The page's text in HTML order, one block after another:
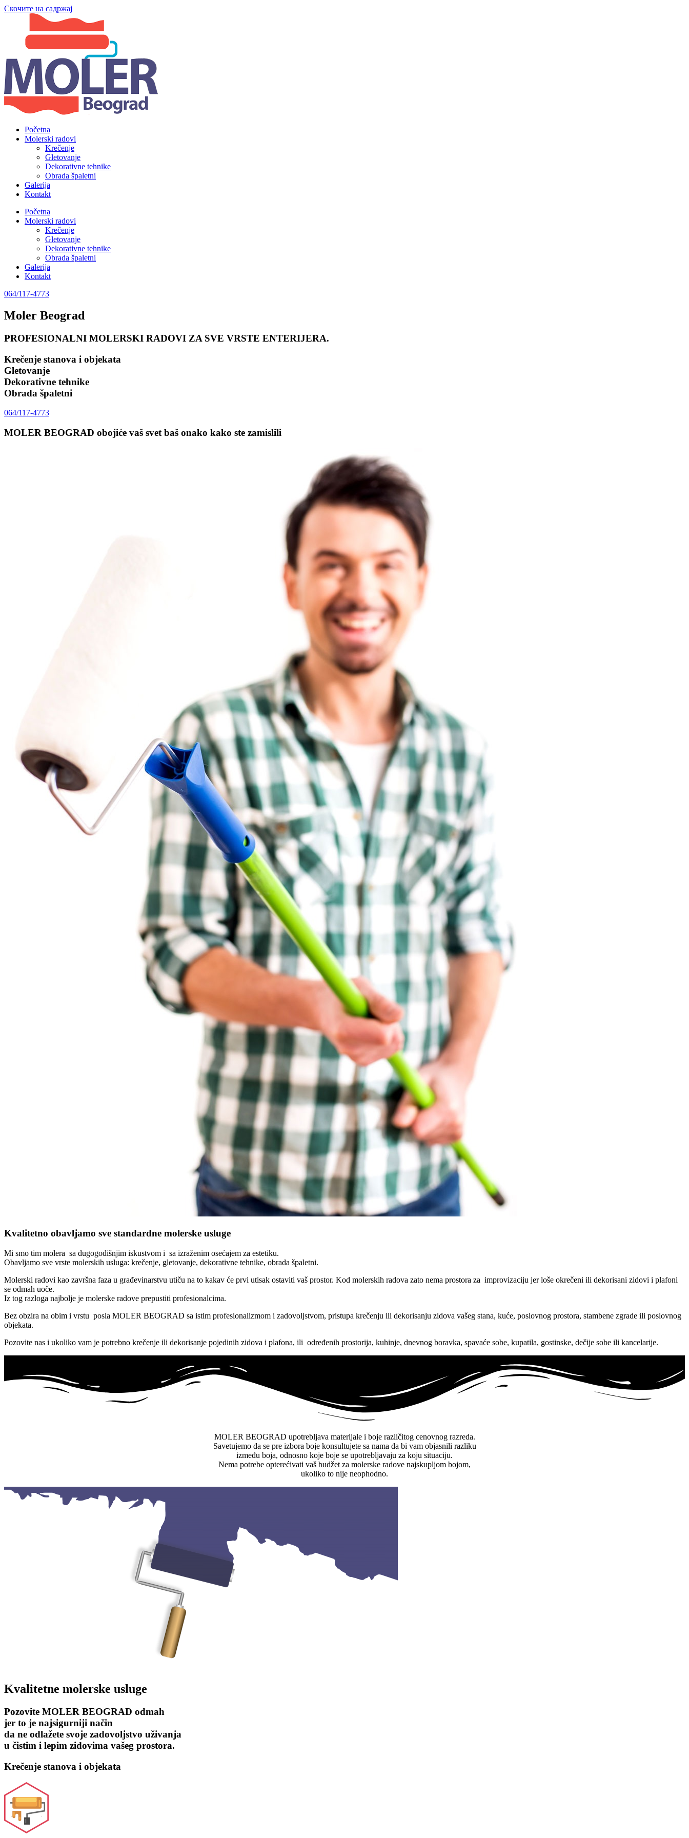
Скочите на садржај
Početna
Molerski radovi
Krečenje
Gletovanje
Dekorativne tehnike
Obrada špaletni
Galerija
Kontakt
Početna
Molerski radovi
Krečenje
Gletovanje
Dekorativne tehnike
Obrada špaletni
Galerija
Kontakt
064/117-4773
Moler Beograd
PROFESIONALNI MOLERSKI RADOVI ZA SVE VRSTE ENTERIJERA.
Krečenje stanova i objekata
Gletovanje
Dekorativne tehnike
Obrada špaletni
064/117-4773
MOLER BEOGRAD obojiće vaš svet baš onako kako ste zamislili
Kvalitetno obavljamo sve standardne molerske usluge
Mi smo tim molera sa dugogodišnjim iskustvom i sa izraženim osećajem za estetiku.
Obavljamo sve vrste molerskih usluga: krečenje, gletovanje, dekorativne tehnike, obrada špaletni.
Molerski radovi kao završna faza u građevinarstvu utiču na to kakav će prvi utisak ostaviti vaš prostor. Kod molerskih radova zato nema prostora za improvizaciju jer loše okrečeni ili dekorisani zidovi i plafoni
se odmah uoče.
Iz tog razloga najbolje je molerske radove prepustiti profesionalcima.
Bez obzira na obim i vrstu posla MOLER BEOGRAD sa istim profesionalizmom i zadovoljstvom, pristupa krečenju ili dekorisanju zidova vašeg stana, kuće, poslovnog prostora, stambene zgrade ili poslovnog
objekata.
Pozovite nas i ukoliko vam je potrebno krečenje ili dekorisanje pojedinih zidova i plafona, ili određenih prostorija, kuhinje, dnevnog boravka, spavaće sobe, kupatila, gostinske, dečije sobe ili kancelarije.
MOLER BEOGRAD upotrebljava materijale i boje različitog cenovnog razreda.
Savetujemo da se pre izbora boje konsultujete sa nama da bi vam objasnili razliku
između boja, odnosno koje boje se upotrebljavaju za koju situaciju.
Nema potrebe opterećivati vaš budžet za molerske radove najskupljom bojom,
ukoliko to nije neophodno.
Kvalitetne molerske usluge​
Pozovite MOLER BEOGRAD odmah
jer to je najsigurniji način
da ne odlažete svoje zadovoljstvo uživanja
u čistim i lepim zidovima vašeg prostora.
Krečenje stanova i objekata